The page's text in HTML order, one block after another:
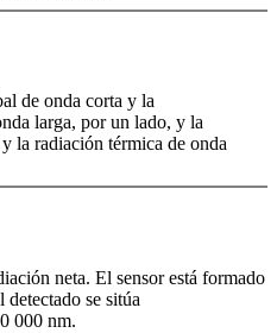
de onda corta y la
larga, por un lado, y la
la radiación térmica de onda
neta. El sensor está formado
se sitúa
000 nm.